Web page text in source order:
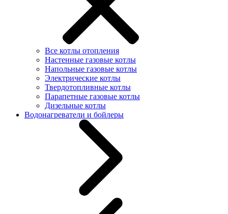
Все котлы отопления
Настенные газовые котлы
Напольные газовые котлы
Электрические котлы
Твердотопливные котлы
Парапетные газовые котлы
Дизельные котлы
Водонагреватели и бойлеры